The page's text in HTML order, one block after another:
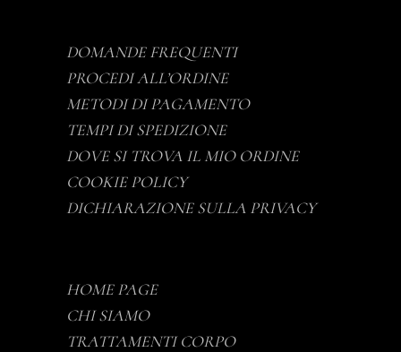
DOMANDE FREQUENTI
PROCEDI ALL’ORDINE
METODI DI PAGAMENTO
TEMPI DI SPEDIZIONE
DOVE SI TROVA IL MIO ORDINE
COOKIE POLICY
DICHIARAZIONE SULLA PRIVACY
HOME PAGE
CHI SIAMO
TRATTAMENTI CORPO